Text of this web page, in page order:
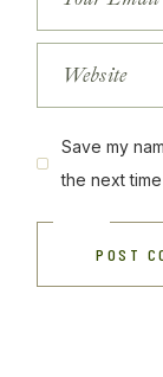
Save my
the next
POST